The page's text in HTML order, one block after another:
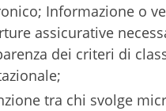
Informazione o
assicurative
dei criteri di
tra chi svolge